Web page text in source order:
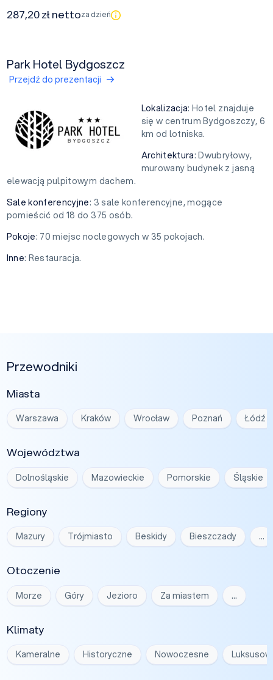
287,20 zł nettoza dzień
Park Hotel Bydgoszcz
Przejdź do prezentacji
Lokalizacja: Hotel znajduje
się w centrum Bydgoszczy, 6
km od lotniska.
Architektura: Dwubryłowy,
murowany budynek z jasną
elewacją pulpitowym dachem.
Sale konferencyjne: 3 sale konferencyjne, mogące
pomieścić od 18 do 375 osób.
Pokoje: 70 miejsc noclegowych w 35 pokojach.
Inne: Restauracja.
Przewodniki
Miasta
Warszawa Kraków Wrocław Poznań Łódź
Województwa
Dolnośląskie Mazowieckie Pomorskie Śląskie
Regiony
Mazury Trójmiasto Beskidy Bieszczady …
Otoczenie
Morze Góry Jezioro Za miastem …
Klimaty
Kameralne Historyczne Nowoczesne